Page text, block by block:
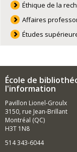
proposer
communs
typologie
de genre
document
numérique.
Éthique de la
Affaires
Études
École de
l'information
Pavillon Lionel-Groulx
3150, rue Jean-Brillant
Montréal (QC)
H3T 1N8
514 343-6044